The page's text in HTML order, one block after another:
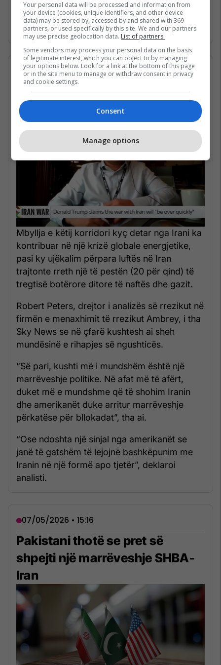
Gjirin Persik dhe nuk janë në gjendje të arrijnë
në det të hapur për shkak të bllokadës
iraniane. /Telegrafi/
07/05/2026 • 16:19
Në çfarë kushtesh mund të
rihapet Ngushtica e Hormuzit?
Mbyllja e këtij korridori kyç detar nga Irani ka
kontribuar në një krizë globale energjetike,
pasi ky ujëkalim përpara luftës në Iran
trajtonte rreth një të pestën (20 për qind) të
tregtisë botërore ditore të naftës dhe gazit.
Robert Peters, drejtor i analizës së rrezikut në
firmën e menaxhimit të rrezikut Ambrey, i tha
Sky News se në çfarë kushtesh ai sheh
mundësinë e rihapjes së ngushticës.
“Së pari, kushti më i mundshëm është një
marrëveshje politike. Në afat më të afërt,
duket më e mundshme që të shohim Iranin
dhe amerikanët duke arritur marrëveshje
përkatëse për bllokadat”, tha ai.
“Ose ndoshta një sinjal nga amerikanët se
janë të gatshëm të lejojnë bashkëpunim me
Iranin në një formë apo tjetër”, deklaroi
analisti.
07/05/2026 • 15:16
Pakistani thotë se pret së
shpejti një marrëveshje SHBA-
Iran
Your personal data will be processed and information from
your device (cookies, unique identifiers, and other device
data) may be stored by, accessed by and shared with 369
partners, or used specifically by this site. We and our partners
may use precise geolocation data. List of partners.
Some vendors may process your personal data on the basis
of legitimate interest, which you can object to by managing
your options below. Look for a link at the bottom of this page
or in the site menu to manage or withdraw consent in privacy
and cookie settings.
Consent
Manage options